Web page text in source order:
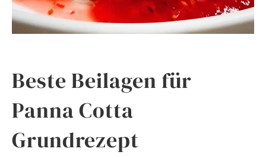
Beste Beilagen für
Panna Cotta
Grundrezept